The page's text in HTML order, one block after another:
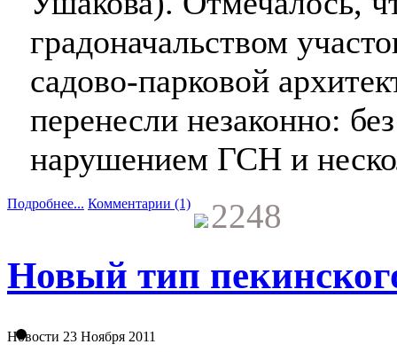
градоначальством
садово-парковой
перенесли незаконно:
нарушением ГСН и
Подробнее... Комментарии (1) 2248
Новый тип
Новости 23 Ноября 2011